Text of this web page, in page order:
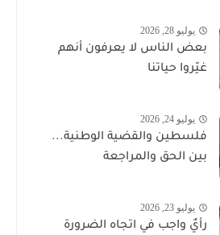
يوليو 28, 2026
بعض الناس لا يعرفون أنهم
غيّروا حياتنا
يوليو 24, 2026
فلسطين والقضية الوطنية...
بين الحق والمراجعة
يوليو 23, 2026
رأيٌ واجب في اتجاه الضرورة